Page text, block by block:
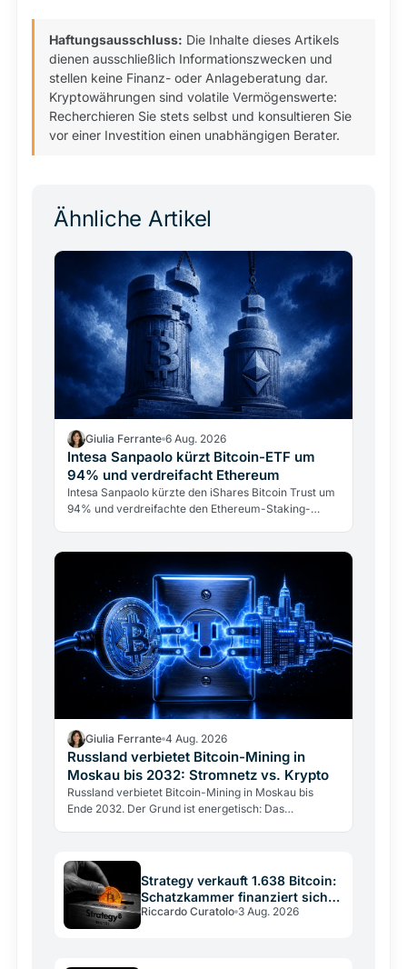
Haftungsausschluss: Die Inhalte dieses Artikels
dienen ausschließlich Informationszwecken und
stellen keine Finanz- oder Anlageberatung dar.
Kryptowährungen sind volatile Vermögenswerte:
Recherchieren Sie stets selbst und konsultieren Sie
vor einer Investition einen unabhängigen Berater.
Ähnliche Artikel
Giulia Ferrante 6 Aug. 2026
Intesa Sanpaolo kürzt Bitcoin-ETF um
94% und verdreifacht Ethereum
Intesa Sanpaolo kürzte den iShares Bitcoin Trust um
94% und verdreifachte den Ethereum-Staking-
Giulia Ferrante 4 Aug. 2026
Russland verbietet Bitcoin-Mining in
Moskau bis 2032: Stromnetz vs. Krypto
Russland verbietet Bitcoin-Mining in Moskau bis
Ende 2032. Der Grund ist energetisch: Das
Strategy verkauft 1.638 Bitcoin:
Schatzkammer finanziert sich
selbst
Riccardo Curatolo 3 Aug. 2026